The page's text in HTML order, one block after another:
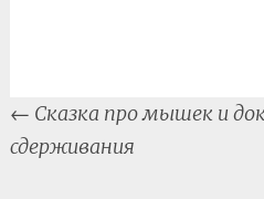
Post
navigation
← Сказка про мышек и
сдерживания